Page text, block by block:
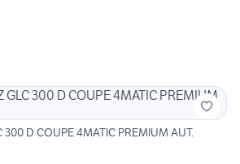
300 D COUPE 4MATIC PREMIUM AUT.